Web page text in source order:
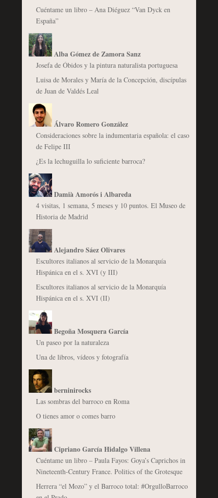
Cuéntame un libro – Ana Diéguez “Van Dyck en
España”
Alba Gómez de Zamora Sanz
Josefa de Óbidos y la pintura naturalista portuguesa
Luisa de Morales y María de la Concepción, discípulas
de Juan de Valdés Leal
Álvaro Romero González
Consideraciones sobre la indumentaria española: el caso
de Felipe III
¿Es la lechuguilla lo suficiente barroca?
Damià Amorós i Albareda
4 visitas, 1 semana, 5 meses y 10 puntos. El Museo de
Historia de Madrid
Alejandro Sáez Olivares
Escultores italianos al servicio de la Monarquía
Hispánica en el s. XVI (y III)
Escultores italianos al servicio de la Monarquía
Hispánica en el s. XVI (II)
Begoña Mosquera García
Un paseo por la naturaleza
Una de libros, vídeos y fotografía
berninirocks
Las sombras del barroco en Roma
O tienes amor o comes barro
Cipriano García Hidalgo Villena
Cuéntame un libro – Paula Fayos: Goya’s Caprichos in
Nineteenth-Century France. Politics of the Grotesque
Herrera “el Mozo” y el Barroco total: #OrgulloBarroco